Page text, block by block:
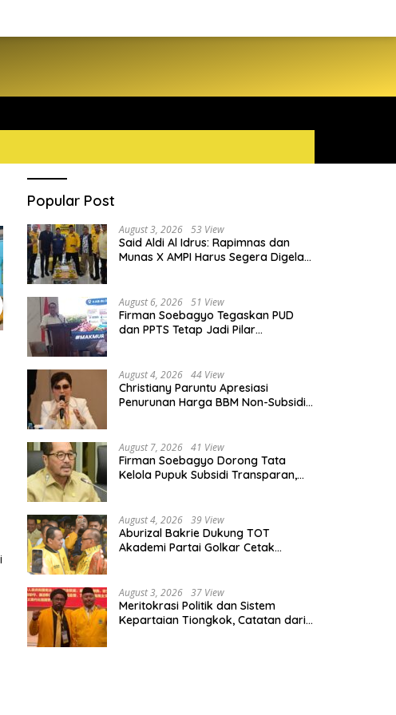
Fahd Arafiq Ungkap Ormas Partai
Golkar Pernah Diaudit: Ada yang
Sudah “Parah”
Popular Post
August 3, 2026 53 View
Said Aldi Al Idrus: Rapimnas dan
Munas X AMPI Harus Segera Digelar
August 6, 2026 51 View
Firman Soebagyo Tegaskan PUD
dan PPTS Tetap Jadi Pilar
August 4, 2026 44 View
Christiany Paruntu Apresiasi
Penurunan Harga BBM Non-Subsidi,
August 7, 2026 41 View
Firman Soebagyo Dorong Tata
Kelola Pupuk Subsidi Transparan,
August 4, 2026 39 View
Aburizal Bakrie Dukung TOT
Akademi Partai Golkar Cetak
August 3, 2026 37 View
Meritokrasi Politik dan Sistem
Kepartaian Tiongkok, Catatan dari